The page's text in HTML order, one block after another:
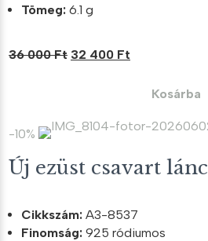
Tömeg: 6.1 g
36 000Ft Original
000 Ft.
32 400 Ft
400 Ft.
Kosárba
-10%
Új ezüst csavart lánc
Cikkszám: A3-8537
Finomság: 925 ródiumos